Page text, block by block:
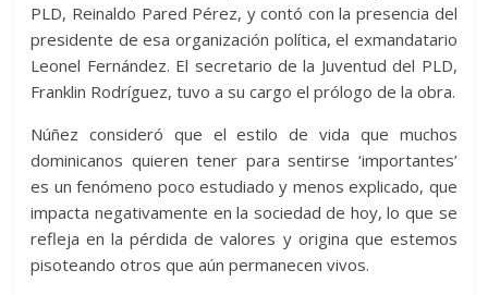
PLD, Reinaldo Pared Pérez, y contó con la presencia del
presidente de esa organización política, el exmandatario
Leonel Fernández. El secretario de la Juventud del PLD,
Franklin Rodríguez, tuvo a su cargo el prólogo de la obra.
Núñez consideró que el estilo de vida que muchos
dominicanos quieren tener para sentirse ‘importantes’
es un fenómeno poco estudiado y menos explicado, que
impacta negativamente en la sociedad de hoy, lo que se
refleja en la pérdida de valores y origina que estemos
pisoteando otros que aún permanecen vivos.